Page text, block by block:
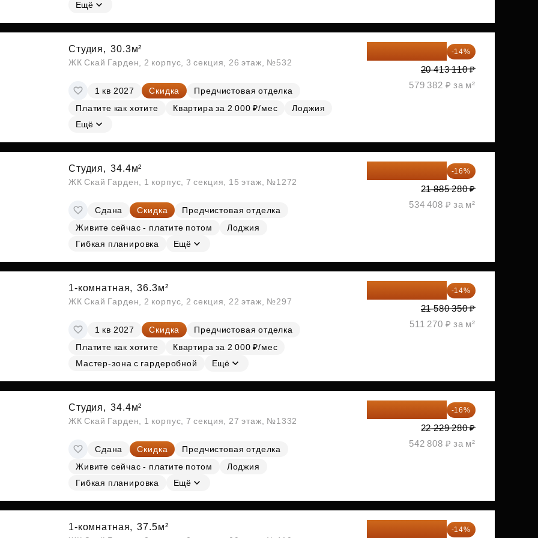
Субсидии
Ещё
Студия, 30.3м²
ЖК Скай Гарден, 2 корпус, 3 секция, 26 этаж, №532
1 кв 2027 Скидка
Предчистовая отделка
Платите как хотите
Квартира за 2 000 ₽/мес
Лоджия
Ещё
-14%
20 413 110 ₽
579 382 ₽ за м²
Студия, 34.4м²
ЖК Скай Гарден, 1 корпус, 7 секция, 15 этаж, №1272
Сдана Скидка
Предчистовая отделка
Живите сейчас - платите потом
Лоджия
Гибкая планировка
Ещё
-16%
21 885 280 ₽
534 408 ₽ за м²
1-комнатная, 36.3м²
ЖК Скай Гарден, 2 корпус, 2 секция, 22 этаж, №297
1 кв 2027 Скидка
Предчистовая отделка
Платите как хотите
Квартира за 2 000 ₽/мес
Мастер-зона с гардеробной
Ещё
-14%
21 580 350 ₽
511 270 ₽ за м²
Студия, 34.4м²
ЖК Скай Гарден, 1 корпус, 7 секция, 27 этаж, №1332
Сдана Скидка
Предчистовая отделка
Живите сейчас - платите потом
Лоджия
Гибкая планировка
Ещё
-16%
22 229 280 ₽
542 808 ₽ за м²
1-комнатная, 37.5м² -14%